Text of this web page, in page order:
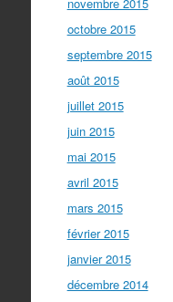
octobre 2015
septembre 2015
août 2015
juillet 2015
juin 2015
mai 2015
avril 2015
mars 2015
février 2015
janvier 2015
décembre 2014